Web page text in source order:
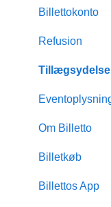
Opret event
Design &
Medlemsskab
Indsigt &
Scanning &
Økonomisk
Billetto
Billettokonto
Refusion
Om Billetto
Billetkøb
Billettos App